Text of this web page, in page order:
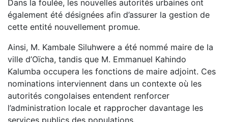
Dans la foulée, les nouvelles autorités urbaines ont
également été désignées afin d’assurer la gestion de
cette entité nouvellement promue.
Ainsi, M. Kambale Siluhwere a été nommé maire de la
ville d’Oïcha, tandis que M. Emmanuel Kahindo
Kalumba occupera les fonctions de maire adjoint. Ces
nominations interviennent dans un contexte où les
autorités congolaises entendent renforcer
l’administration locale et rapprocher davantage les
services publics des populations.